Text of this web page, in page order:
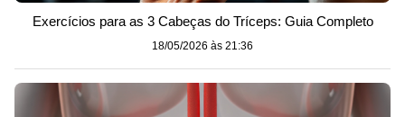
Exercícios para as 3 Cabeças do Tríceps: Guia Completo
18/05/2026 às 21:36